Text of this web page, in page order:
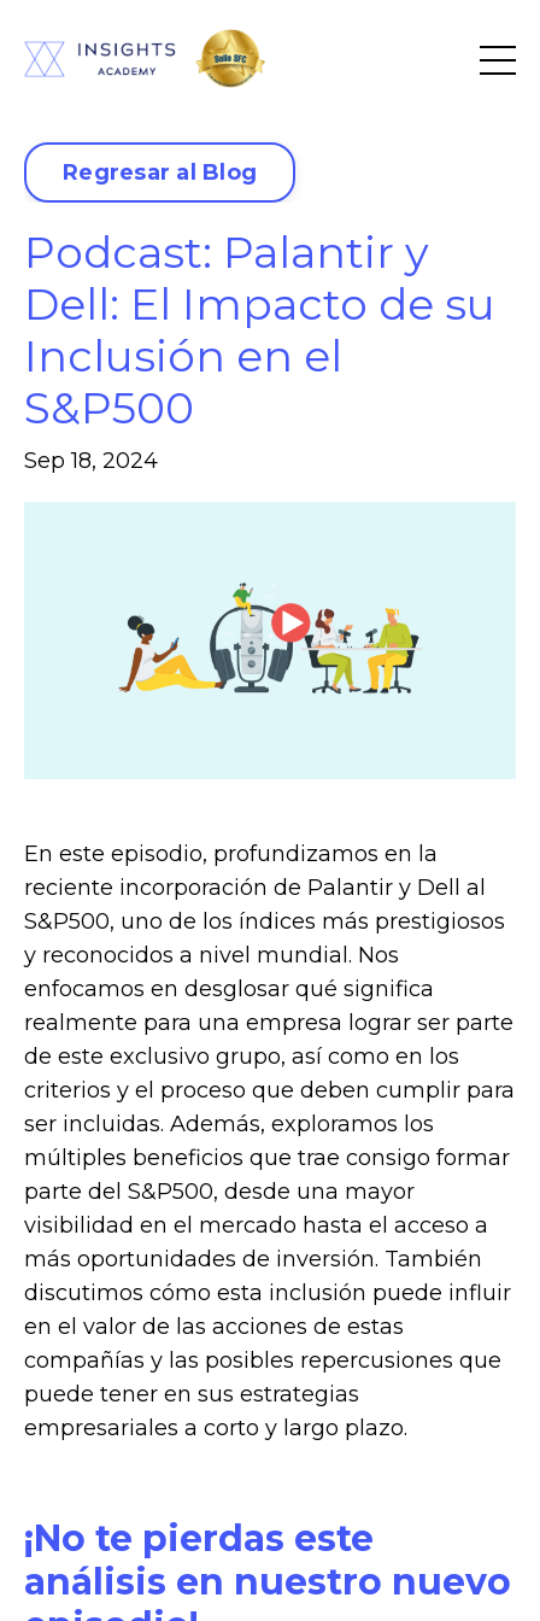
Regresar al Blog
Podcast: Palantir y
Dell: El Impacto de su
Inclusión en el
S&P500
Sep 18, 2024
En este episodio, profundizamos en la
reciente incorporación de Palantir y Dell al
S&P500, uno de los índices más prestigiosos
y reconocidos a nivel mundial. Nos
enfocamos en desglosar qué significa
realmente para una empresa lograr ser parte
de este exclusivo grupo, así como en los
criterios y el proceso que deben cumplir para
ser incluidas. Además, exploramos los
múltiples beneficios que trae consigo formar
parte del S&P500, desde una mayor
visibilidad en el mercado hasta el acceso a
más oportunidades de inversión. También
discutimos cómo esta inclusión puede influir
en el valor de las acciones de estas
compañías y las posibles repercusiones que
puede tener en sus estrategias
empresariales a corto y largo plazo.
¡No te pierdas este
análisis en nuestro nuevo